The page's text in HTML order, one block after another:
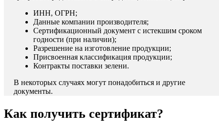
ИНН, ОГРН;
Данные компании производителя;
Сертификационный документ с истекшим сроком
годности (при наличии);
Разрешение на изготовление продукции;
Присвоенная классификация продукции;
Контракты поставки зелени.
В некоторых случаях могут понадобиться и другие
документы.
Как получить сертификат?